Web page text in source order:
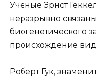
Ученые Эрнст
неразрывно
биогенетического
происхождение
Роберт Гук,